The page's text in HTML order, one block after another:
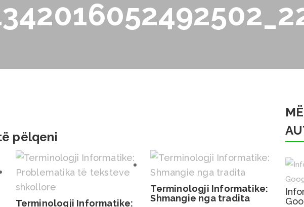
pëlqeni
Terminologji Informatike:
Terminologji Informatike:
Shmangie nga tradita